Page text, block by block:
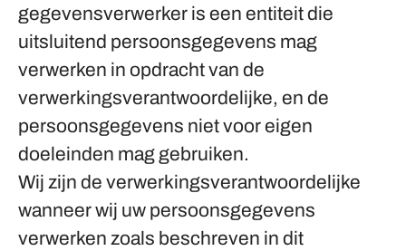
gegevensverwerker is een entiteit die
uitsluitend persoonsgegevens mag
verwerken in opdracht van de
verwerkingsverantwoordelijke, en de
persoonsgegevens niet voor eigen
doeleinden mag gebruiken.
Wij zijn de verwerkingsverantwoordelijke
wanneer wij uw persoonsgegevens
verwerken zoals beschreven in dit